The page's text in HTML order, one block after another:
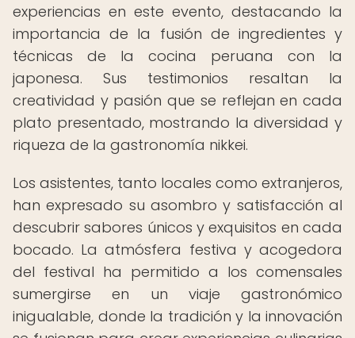
experiencias en este evento, destacando la
importancia de la fusión de ingredientes y
técnicas de la cocina peruana con la
japonesa. Sus testimonios resaltan la
creatividad y pasión que se reflejan en cada
plato presentado, mostrando la diversidad y
riqueza de la gastronomía nikkei.
Los asistentes, tanto locales como extranjeros,
han expresado su asombro y satisfacción al
descubrir sabores únicos y exquisitos en cada
bocado. La atmósfera festiva y acogedora
del festival ha permitido a los comensales
sumergirse en un viaje gastronómico
inigualable, donde la tradición y la innovación